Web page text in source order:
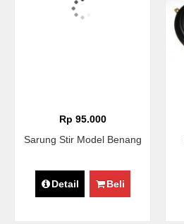
Rp 95.000
Sarung Stir Model Benang
Detail Beli